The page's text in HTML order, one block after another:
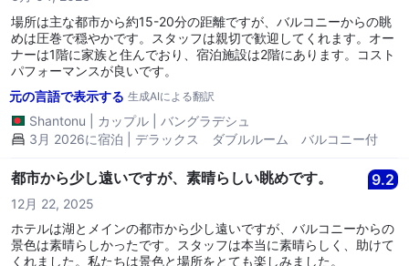
場所は主な都市から約15-20分の距離ですが、バルコニーからの眺
めは圧巻で穏やかです。スタッフは親切で歓迎してくれます。オー
ナーは1階に家族と住んでおり、宿泊施設は2階にあります。コスト
パフォーマンスが良いです。
元の言語で表示する 生成AIによる翻訳
Shantonu カップル
バングラデシュ
3月 2026に宿泊 | デラックス ダブルルーム バルコニー付
都市から少し遠いですが、素晴らしい眺めです。 9.2
12月 22, 2025
ホテルは湖とメインの都市から少し遠いですが、バルコニーからの
景色は素晴らしかったです。スタッフは本当に素晴らしく、助けて
くれました。私たちは景色と場所をとても楽しみました。